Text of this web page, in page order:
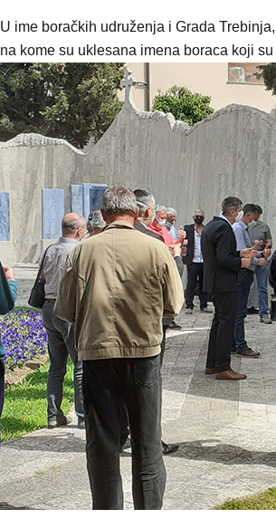
U ime boračkih udruženja i Grada
na kome su uklesana imena boraca koji